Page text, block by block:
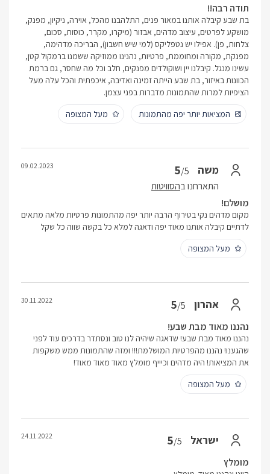
תודה רבה!!
בת שבע קיבלה אותנו במאור פנים, התלהבנו מהכל, אוירה, ניקיון, מפנק,
מושקע לפרטים, עיצוב מדהים, אבזור (מיקרו, מקרר, כוסות, סכום,
צלחות, פן). אפילו יש נטפליקס (למי שיש חשבון), הבריכה מדהימה,
מפנקת, מקורה ומחוממת, פרטיות, נהנינו ממוזיקה ששמנו ברמקול קטן,
עשינו מנגל. קיבלנו יין ושוקולדים מפנקים, חלב וכל מה שחסר, גם ברמת
הכוונות באיזור, בת שבע הייתה זמינה ואדיבה, איכפתית והכל עלה מעל
הציפיות למרות שהתמונות מדברות בפני עצמן.
המציאות יותר יפה מהתמונות
מעל המצופה
משה 5/5
התארחנו בהסוויטות
09.02.2023
מושלם!
מקום מדהים נקי בטירוף הרבה יותר יפה מהתמונות פרטיות מלאה מתאים
לדתיים קיבלה אותנו מאוד יפה ודאגה למלא כל בקשה שווה כל שקל
מעל המצופה
אהרון 5/5
30.11.2022
נהננו מאוד מבת שבע!
נהננו מאוד מבת שבע! שדאגה שיהיה לנו טוב ונסתדר בדרכים עוד לפני
שהגענו! נהננו מהפרטיות המושלמת!!! ומזה שהתמונות ממש משקפות
את המציאות! היה מדהים וכיייף מומלץ מאוד מאוד מאוד!
מעל המצופה
ישראל 5/5
24.11.2022
מומלץ